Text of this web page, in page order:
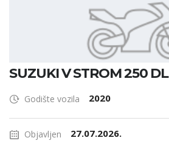
SUZUKI V STROM 250 DL
Godište vozila 2020
Objavljen 27.07.2026.